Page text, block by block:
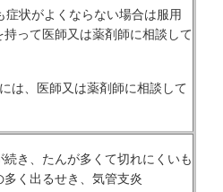
症状がよくならない場合は服用
って医師又は薬剤師に相談して
は、医師又は薬剤師に相談して
き、たんが多くて切れにくいも
く出るせき、気管支炎